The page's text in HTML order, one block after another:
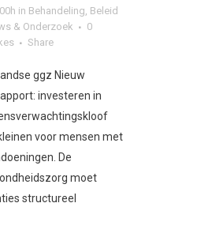
in Behandeling Beleid
& Onderzoek
0
Share
ggz Nieuw
investeren in
voor mensen met
De
moet
structureel